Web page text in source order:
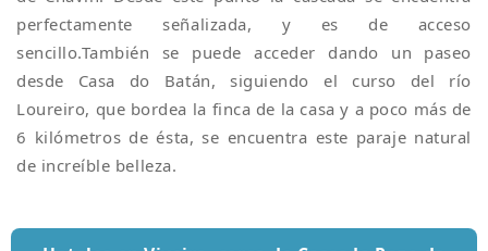
perfectamente señalizada, y es de acceso
sencillo.También se puede acceder dando un paseo
desde Casa do Batán, siguiendo el curso del río
Loureiro, que bordea la finca de la casa y a poco más de
6 kilómetros de ésta, se encuentra este paraje natural
de increíble belleza.